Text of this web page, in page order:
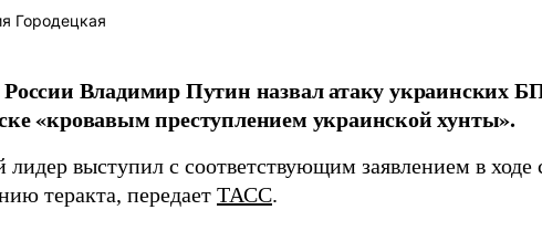
Городецкая
России Владимир Путин назвал атаку украинских
«кровавым преступлением украинской хунты».
лидер выступил с соответствующим заявлением в ходе
теракта, передает ТАСС.